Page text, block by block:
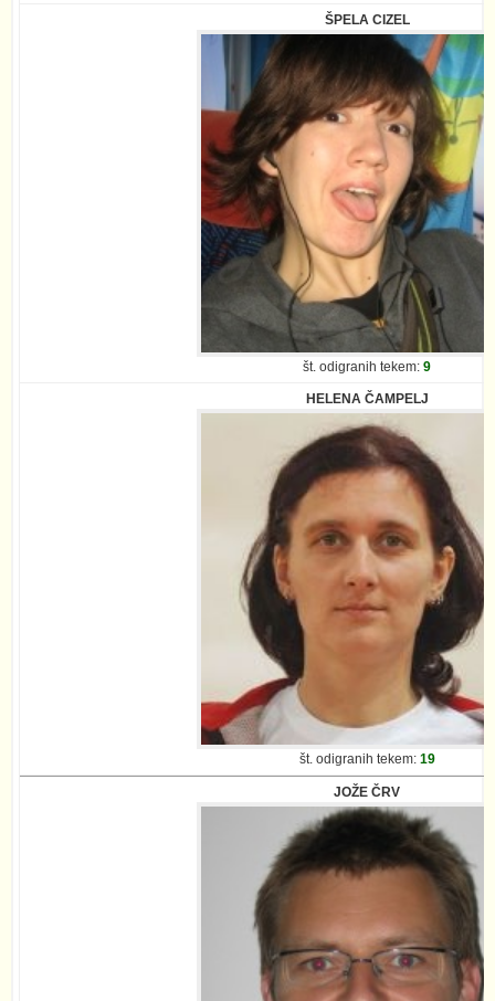
ŠPELA CIZEL
št. odigranih tekem:9
HELENA ČAMPELJ
št. odigranih tekem: 19
JOŽE ČRV